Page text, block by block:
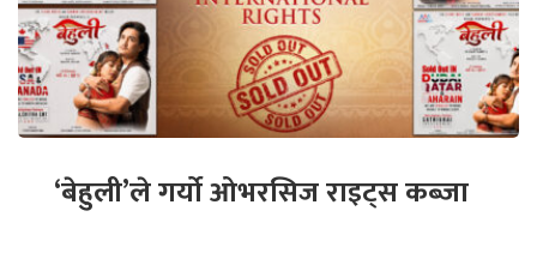
‘बेहुली’ले गर्यो ओभरसिज राइट्स कब्जा